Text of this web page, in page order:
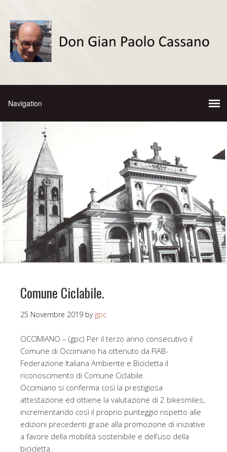
Comune Ciclabile.
25 Novembre 2019 by gpc
OCCIMIANO – (gpc) Per il terzo anno consecutivo il
Comune di Occimiano ha ottenuto da FIAB-
Federazione Italiana Ambiente e Bicicletta il
riconoscimento di Comune Ciclabile.
Occimiano si conferma così la prestigiosa
attestazione ed ottiene la valutazione di 2 bikesmiles,
incrementando così il proprio punteggio rispetto alle
edizioni precedenti grazie alla promozione di iniziative
a favore della mobilità sostenibile e dell’uso della
bicicletta.